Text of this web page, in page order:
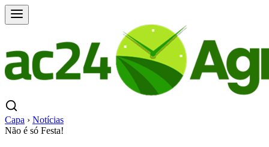
Capa › Notícias
Não é só Festa!